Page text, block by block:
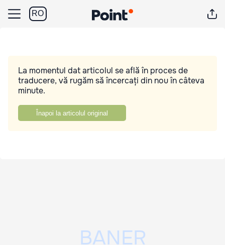
RO
La momentul dat articolul se află în proces de
traducere, vă rugăm să încercați din nou în câteva
minute.
Înapoi la articolul original